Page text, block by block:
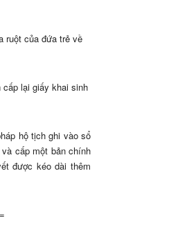
ruột của đứa trẻ về
lại giấy khai sinh
hộ tịch ghi vào sổ
cấp một bản chính
được kéo dài thêm